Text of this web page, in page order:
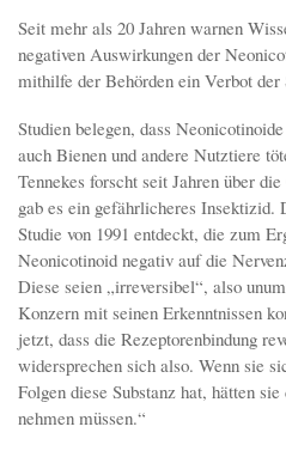
Seit mehr als 20 Jahren warnen
negativen Auswirkungen der
mithilfe der Behörden ein Verbot der
Studien belegen, dass
auch Bienen und andere Nutztiere
Tennekes forscht seit Jahren über
gab es ein gefährlicheres Insektizid.
Studie von 1991 entdeckt, die zum
Neonicotinoid negativ auf die
Diese seien „irreversibel“, also
Konzern mit seinen Erkenntnissen
jetzt, dass die Rezeptorenbindung
widersprechen sich also. Wenn sie
Folgen diese Substanz hat, hätten
nehmen müssen.“